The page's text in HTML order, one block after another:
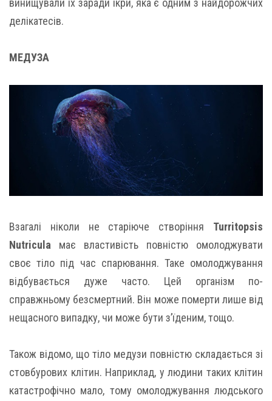
винищували їх заради ікри, яка є одним з найдорожчих
делікатесів.
МЕДУЗА
Взагалі ніколи не старіюче створіння Turritopsis
Nutricula має властивість повністю омолоджувати
своє тіло під час спарювання. Таке омолоджування
відбувається дуже часто. Цей організм по-
справжньому безсмертний. Він може померти лише від
нещасного випадку, чи може бути з’їденим, тощо.
Також відомо, що тіло медузи повністю складається зі
стовбурових клітин. Наприклад, у людини таких клітин
катастрофічно мало, тому омолоджування людського